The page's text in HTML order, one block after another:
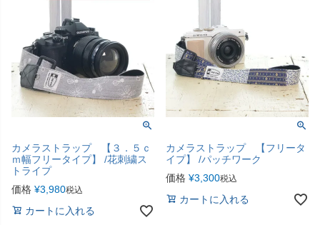
カメラストラップ 【３．５ｃ
ｍ幅フリータイプ】 /花刺繍ス
トライプ
価格 ¥3,980税込
カートに入れる
カメラストラップ 【フリータ
イプ】 /パッチワーク
価格 ¥3,300税込
カートに入れる